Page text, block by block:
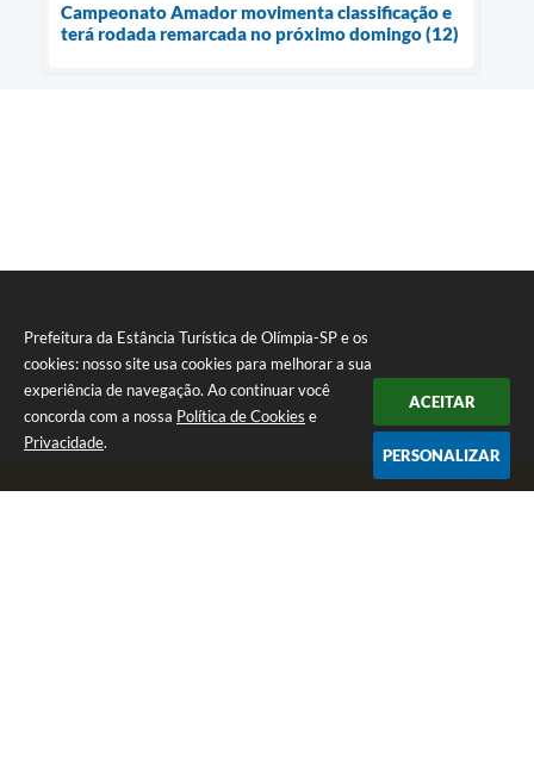
Prefeitura da Estância Turística de Olímpia-SP e os
cookies: nosso site usa cookies para melhorar a sua
experiência de navegação. Ao continuar você
concorda com a nossa Política de Cookies e
Privacidade.
ACEITAR
PERSONALIZAR
Campeonato Amador movimenta classificação e
terá rodada remarcada no próximo domingo (12)